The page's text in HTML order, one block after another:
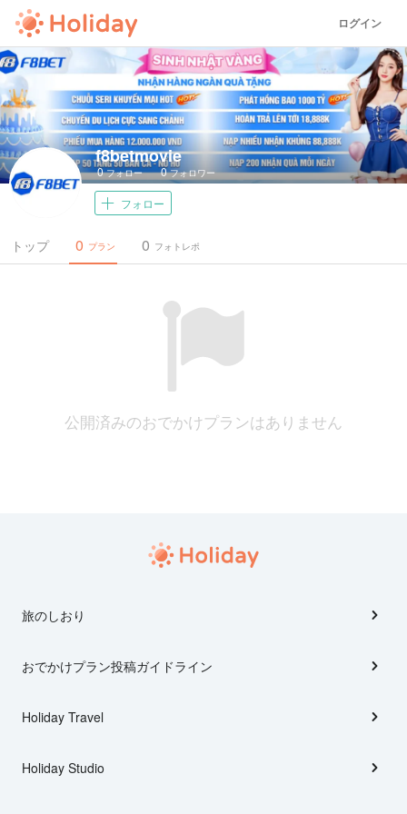
ログイン
f8betmovie
0フォロー 0フォロワー
フォロー
トップ プラン
0 フォトレポ
0
公開済みのおでかけプランはありません
旅のしおり
おでかけプラン投稿ガイドライン
Holiday Travel
Holiday Studio